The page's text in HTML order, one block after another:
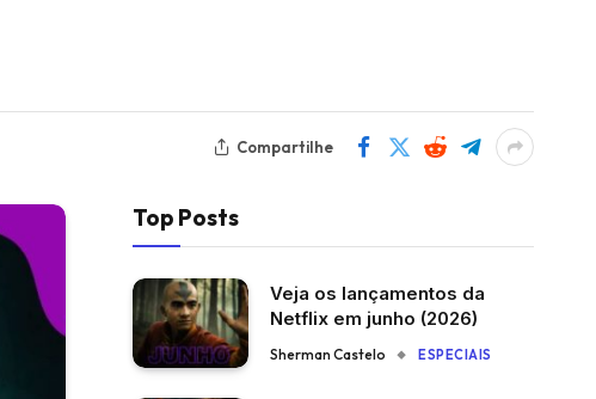
Compartilhe
Top Posts
Veja os lançamentos da
Netflix em junho (2026)
Sherman Castelo ESPECIAIS